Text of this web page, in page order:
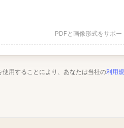
PDFと画像形式をサポー
使用することにより、あなたは当社の利用